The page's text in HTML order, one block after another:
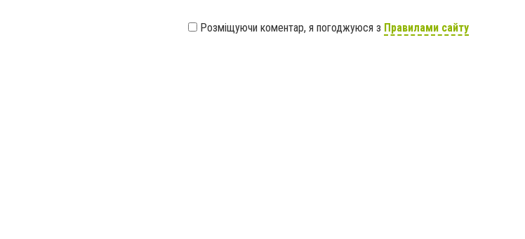
Розміщуючи коментар, я погоджуюся з Правилами сайту